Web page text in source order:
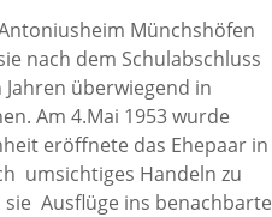
Münchshöfen
nach dem Schulabschluss
überwiegend in
Am 4.Mai 1953 wurde
eröffnete das Ehepaar in
umsichtiges Handeln zu
Ausflüge ins benachbarte